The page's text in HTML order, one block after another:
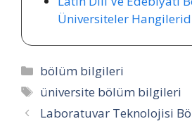
Üniversiteler
Kategoriler
bölüm bilgileri
Etiketler
üniversite bölüm bilgileri
Laboratuvar Teknolojisi